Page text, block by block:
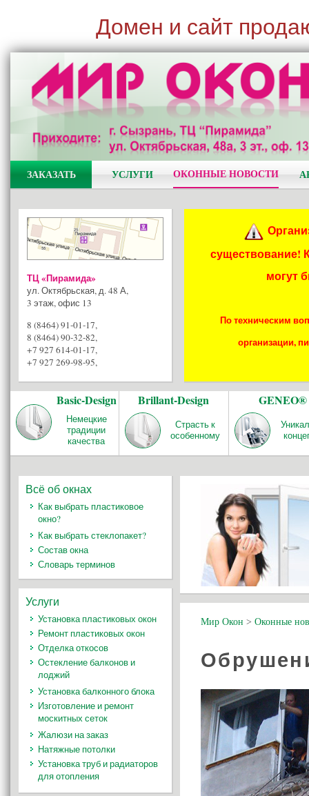
Домен и сайт
ЗАКАЗАТЬ УСЛУГИ ОКОННЫЕ НОВОСТИ
ТЦ «Пирамида»
ул. Октябрьская, д. 48 А,
3 этаж, офис 13
8 (8464) 91-01-17,
8 (8464) 90-32-82,
+7 927 614-01-17,
+7 927 269-98-95,
существование!
могут
По техническим
организации,
Basic-Design
Немецкие
традиции
качества
Brillant-Design
Страсть к
особенному
GENEO®
Мир Окон > Оконные
Всё об окнах
Как выбрать пластиковое
окно?
Как выбрать стеклопакет?
Состав окна
Словарь терминов
Услуги
Установка пластиковых окон
Ремонт пластиковых окон
Отделка откосов
Остекление балконов и
лоджий
Установка балконного блока
Изготовление и ремонт
москитных сеток
Жалюзи на заказ
Натяжные потолки
Установка труб и радиаторов
для отопления